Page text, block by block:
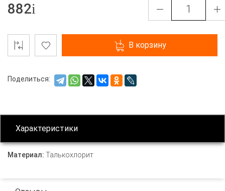
882
В корзину
Поделиться:
Характеристики
Материал: Талькохлорит